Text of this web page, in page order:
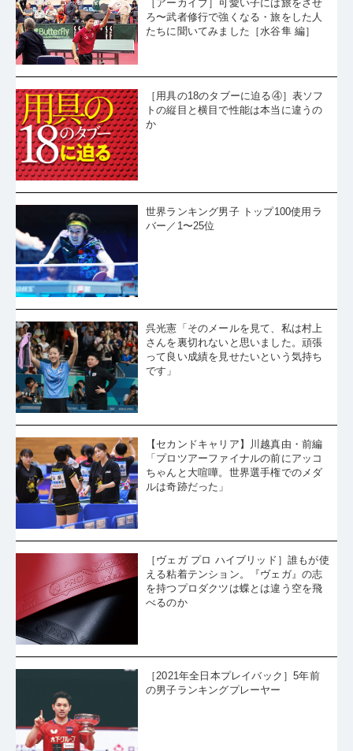
［アーカイブ］可愛い子には旅をさせ
ろ〜武者修行で強くなる・旅をした人
たちに聞いてみました［水谷隼 編］
［用具の18のタブーに迫る④］表ソフ
トの縦目と横目で性能は本当に違うの
か
世界ランキング男子 トップ100使用ラ
バー／1〜25位
呉光憲「そのメールを見て、私は村上
さんを裏切れないと思いました。頑張
って良い成績を見せたいという気持ち
です」
【セカンドキャリア】川越真由・前編
「プロツアーファイナルの前にアッコ
ちゃんと大喧嘩。世界選手権でのメダ
ルは奇跡だった」
［ヴェガ プロ ハイブリッド］誰もが使
える粘着テンション。『ヴェガ』の志
を持つプロダクツは蝶とは違う空を飛
べるのか
［2021年全日本プレイバック］5年前
の男子ランキングプレーヤー